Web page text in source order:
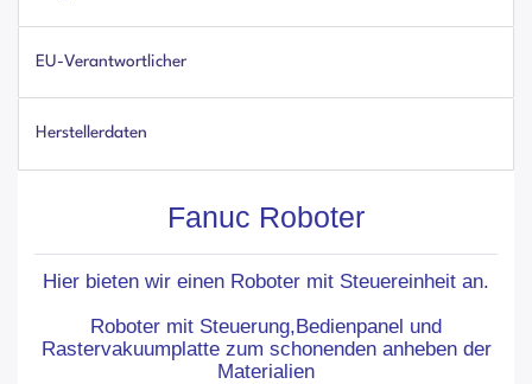
EU-Verantwortlicher
Herstellerdaten
Fanuc Roboter
Hier bieten wir einen Roboter mit Steuereinheit an.
Roboter mit Steuerung,Bedienpanel und
Rastervakuumplatte zum schonenden anheben der
Materialien